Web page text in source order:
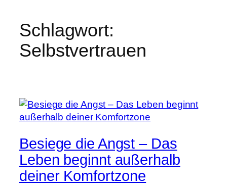
Schlagwort:
Selbstvertrauen
Besiege die Angst – Das
Leben beginnt außerhalb
deiner Komfortzone